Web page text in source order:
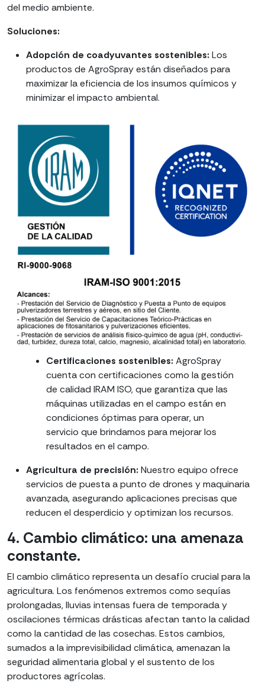
del medio ambiente.
Soluciones:
Adopción de coadyuvantes sostenibles: Los
productos de AgroSpray están diseñados para
maximizar la eficiencia de los insumos químicos y
minimizar el impacto ambiental.
Certificaciones sostenibles: AgroSpray
cuenta con certificaciones como la gestión
de calidad IRAM ISO, que garantiza que las
máquinas utilizadas en el campo están en
condiciones óptimas para operar, un
servicio que brindamos para mejorar los
resultados en el campo.
Agricultura de precisión: Nuestro equipo ofrece
servicios de puesta a punto de drones y maquinaria
avanzada, asegurando aplicaciones precisas que
reducen el desperdicio y optimizan los recursos.
4. Cambio climático: una amenaza
constante.
El cambio climático representa un desafío crucial para la
agricultura. Los fenómenos extremos como sequías
prolongadas, lluvias intensas fuera de temporada y
oscilaciones térmicas drásticas afectan tanto la calidad
como la cantidad de las cosechas. Estos cambios,
sumados a la imprevisibilidad climática, amenazan la
seguridad alimentaria global y el sustento de los
productores agrícolas.